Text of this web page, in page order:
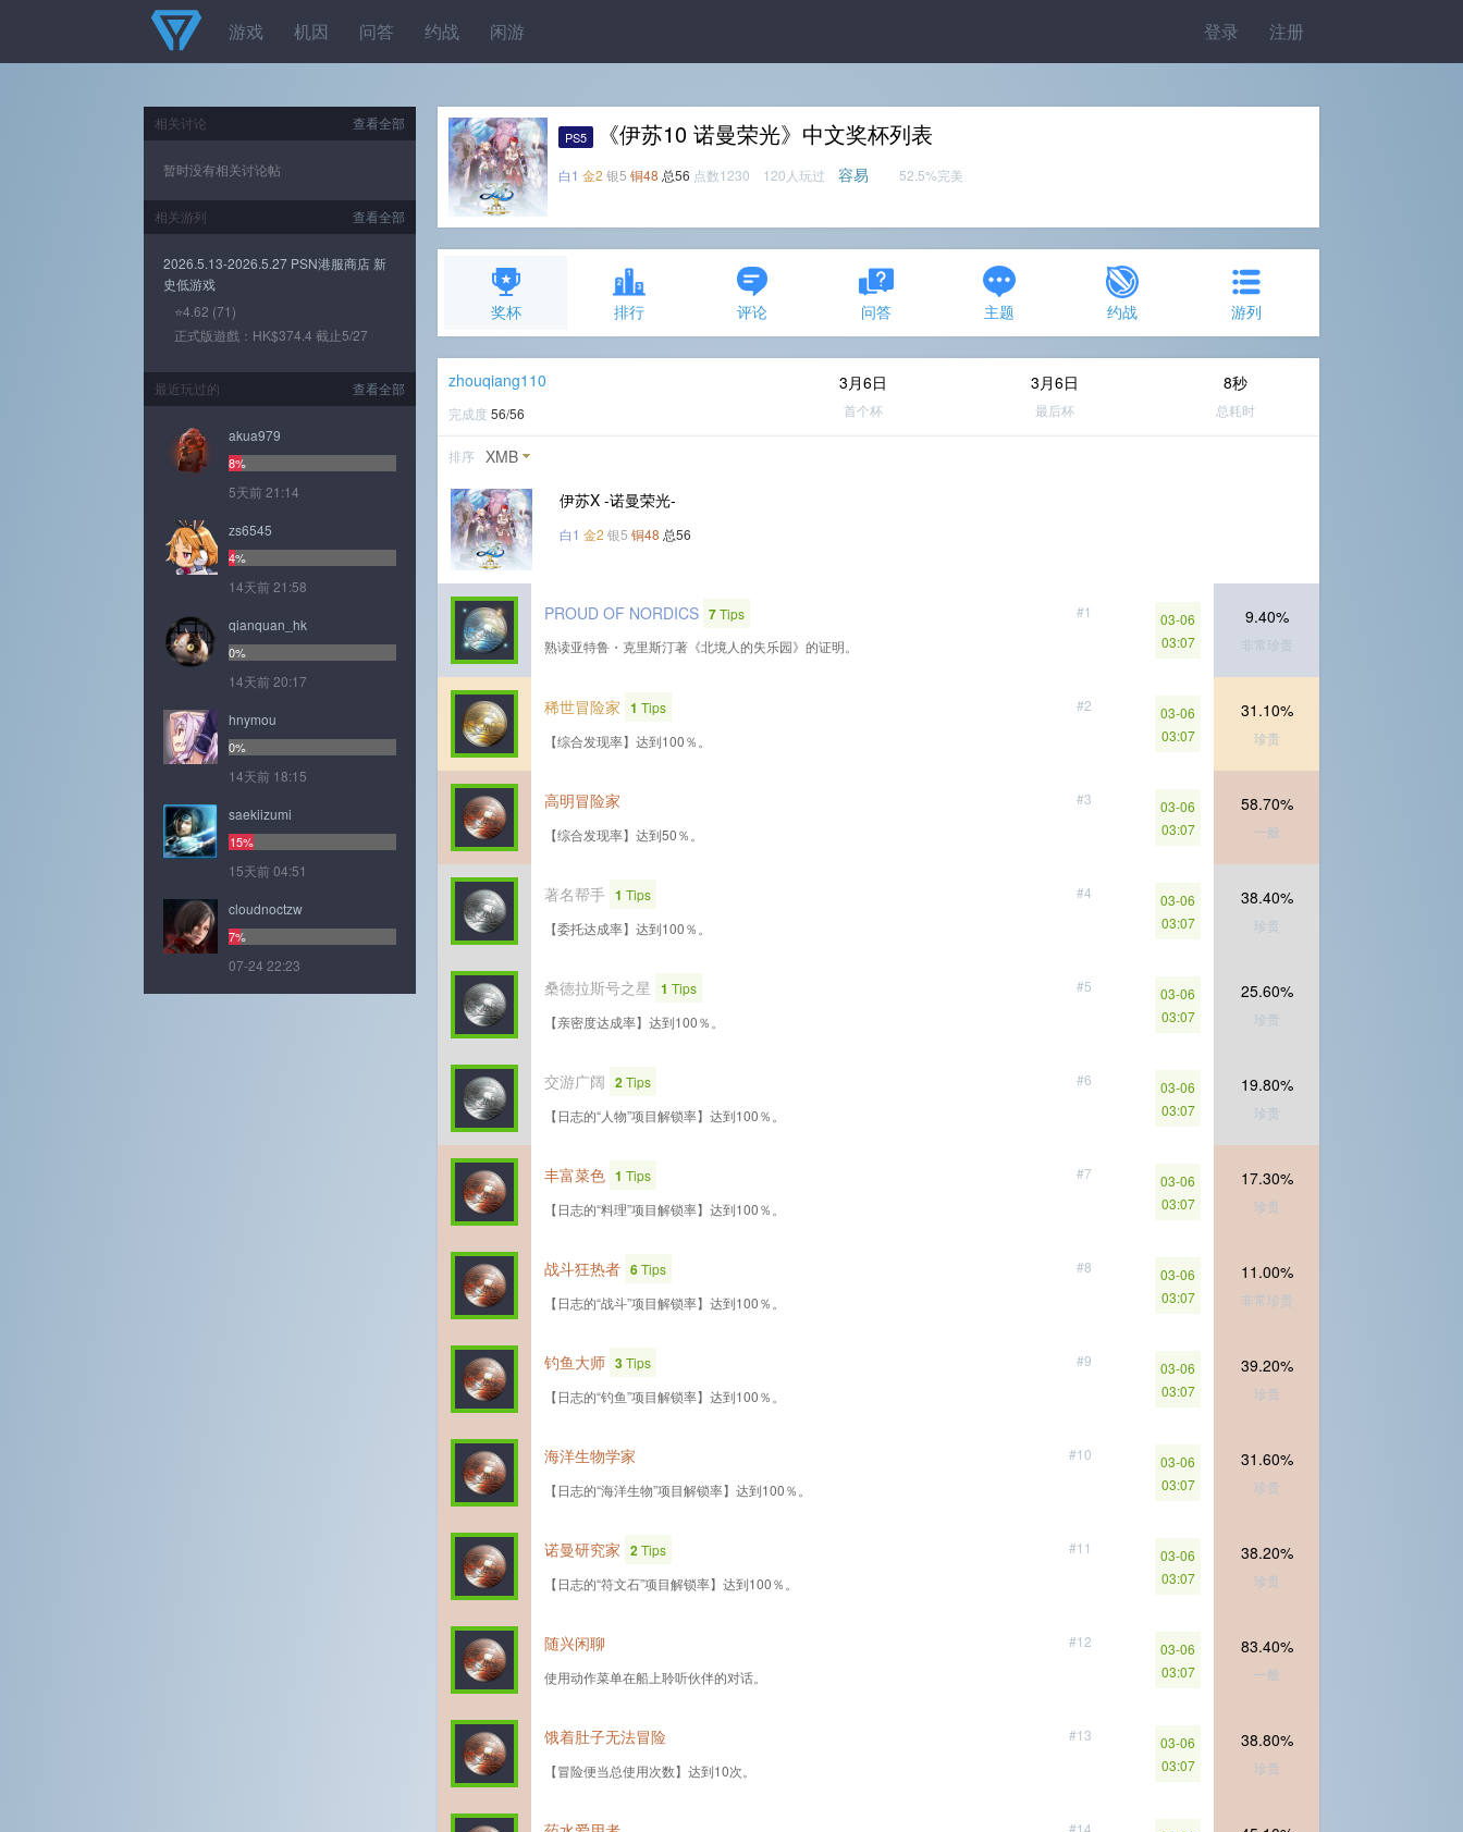
登录 注册
游戏 机因 问答 约战 闲游
PS5 《伊苏10 诺曼荣光》中文奖杯列表
白1 金2 银5 铜48 总56 点数1230 120人玩过 容易 52.5%完美
奖杯 排行 评论 问答 主题 约战 游列
zhouqiang110
完成度 56/56
3月6日
首个杯
3月6日
最后杯
8秒
总耗时
排序 XMB
伊苏X -诺曼荣光-
白1 金2 银5 铜48 总56
#1
PROUD OF NORDICS 7Tips
熟读亚特鲁・克里斯汀著《北境人的失乐园》的证明。
03-06
03:07
9.40%
非常珍贵
#2
稀世冒险家 1 Tips
【综合发现率】达到100％。
03-06
03:07
31.10%
珍贵
#3
高明冒险家
【综合发现率】达到50％。
03-06
03:07
58.70%
一般
#4
著名帮手 1 Tips
【委托达成率】达到100％。
03-06
03:07
38.40%
珍贵
#5
桑德拉斯号之星 1 Tips
【亲密度达成率】达到100％。
03-06
03:07
25.60%
珍贵
#6
交游广阔 2Tips
【日志的“人物”项目解锁率】达到100％。
03-06
03:07
19.80%
珍贵
#7
丰富菜色 1 Tips
【日志的“料理”项目解锁率】达到100％。
03-06
03:07
17.30%
珍贵
#8
战斗狂热者 6Tips
【日志的“战斗”项目解锁率】达到100％。
03-06
03:07
11.00%
非常珍贵
#9
钓鱼大师 3Tips
【日志的“钓鱼”项目解锁率】达到100％。
03-06
03:07
39.20%
珍贵
#10
海洋生物学家
【日志的“海洋生物”项目解锁率】达到100％。
03-06
03:07
31.60%
珍贵
#11
诺曼研究家 2Tips
【日志的“符文石”项目解锁率】达到100％。
03-06
03:07
38.20%
珍贵
#12
随兴闲聊
使用动作菜单在船上聆听伙伴的对话。
03-06
03:07
83.40%
一般
#13
饿着肚子无法冒险
【冒险便当总使用次数】达到10次。
03-06
03:07
38.80%
珍贵
#14
查看全部
相关讨论
暂时没有相关讨论帖
查看全部
相关游列
2026.5.13-2026.5.27 PSN港服商店 新
史低游戏
⭐4.62 (71)
正式版遊戲：HK$374.4 截止5/27
查看全部
最近玩过的
akua979
8%
5天前 21:14
zs6545
4%
14天前 21:58
qianquan_hk
0%
14天前 20:17
hnymou
0%
14天前 18:15
saekiizumi
15%
15天前 04:51
cloudnoctzw
7%
07-24 22:23